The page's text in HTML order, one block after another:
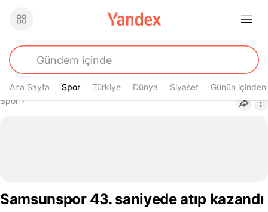
Ana Sayfa Spor
Spor Türkiye Dünya Siyaset Günün içinden
Buradasın
Spor›
Samsunspor 43. saniyede atıp kazandı